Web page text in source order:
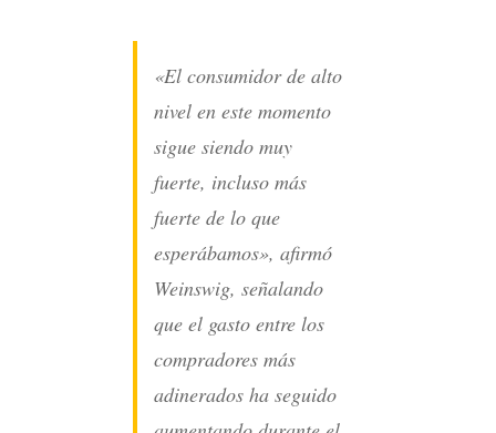
«El consumidor de alto
nivel en este momento
sigue siendo muy
fuerte, incluso más
fuerte de lo que
esperábamos», afirmó
Weinswig, señalando
que el gasto entre los
compradores más
adinerados ha seguido